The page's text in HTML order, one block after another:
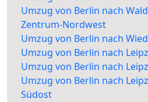
Umzug von Berlin nach
Zentrum-Nordwest
Umzug von Berlin nach
Umzug von Berlin nach
Umzug von Berlin nach
Umzug von Berlin nach
Südost